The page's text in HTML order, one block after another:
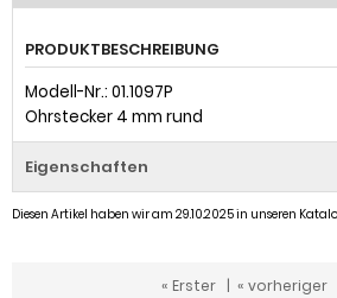
PRODUKTBESCHREIBUNG
Modell-Nr.: 01.1097P
Ohrstecker 4 mm rund
Eigenschaften
Diesen Artikel haben wir am 29.10.2025 in unseren
« Erster | « vorheriger